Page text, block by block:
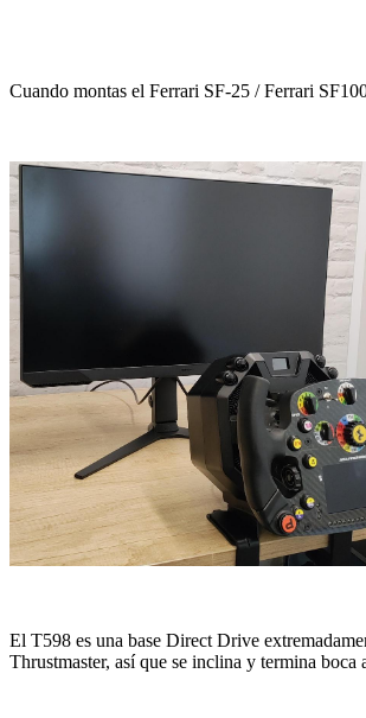
Cuando montas el Ferrari SF-25 / Ferrari
El T598 es una base Direct Drive
Thrustmaster, así que se inclina y termina